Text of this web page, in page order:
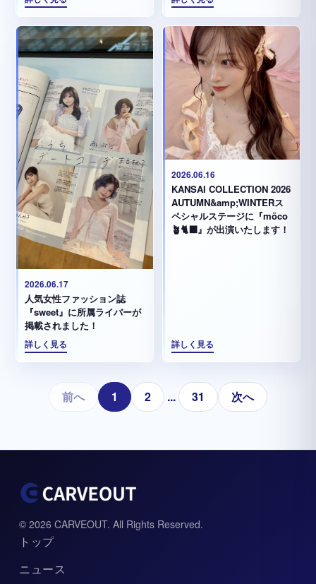
2026.06.17
人気女性ファッション誌
『sweet』に所属ライバーが
掲載されました！
詳しく見る
2026.06.16
KANSAI COLLECTION 2026
AUTUMN&amp;WINTERス
ペシャルステージに『möco
🪴🐈‍⬛』が出演いたします！
詳しく見る
前へ 1 2 ... 31 次へ
© 2026 CARVEOUT. All Rights Reserved.
トップ
ニュース